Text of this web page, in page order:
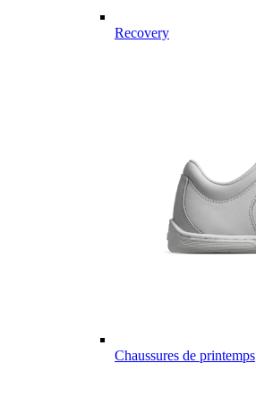
Recovery
Chaussures de printemps